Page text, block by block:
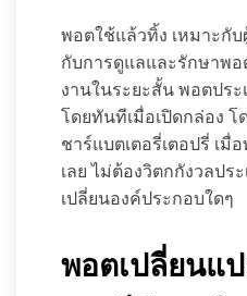
พอตใช้แล้วทิ้ง เหมาะกั
กับการดูแลและรักษาพ
งานในระยะสั้น พอตปร
โดยทันทีเมื่อเปิดกล่อง โ
ชาร์แบตเตอรี่เตอปรี่ เ
เลย ไม่ต้องวิตกกังวลปร
เปลี่ยนองค์ประกอบใดๆ
พอตเปลี่ยนแ